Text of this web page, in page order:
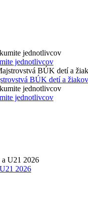
jednotlivcov
BÚK detí a žiakov
jednotlivcov
2026